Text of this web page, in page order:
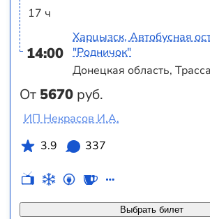
17 ч
14:00
От 5670 руб.
Харцызск, Автобусная
"Родничок"
Донецкая область,
Выбрать билет
ИП Некрасов И.А.
3.9
337